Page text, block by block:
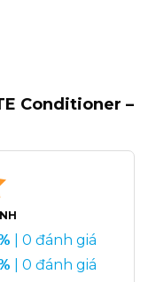
Conditioner –
| 0 đánh giá
| 0 đánh giá